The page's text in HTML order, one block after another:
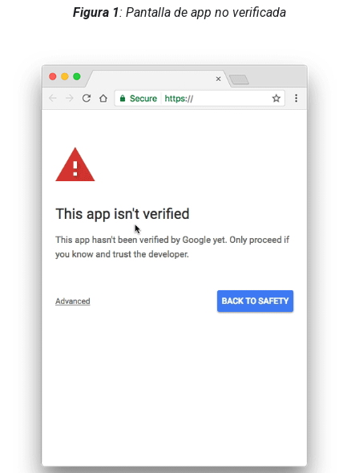
Figura 1: Pantalla de app no verificada